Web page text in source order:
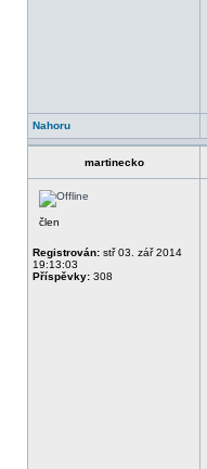
Nahoru
martinecko
člen
Registrován: stř 03. zář 2014
19:13:03
Příspěvky: 308